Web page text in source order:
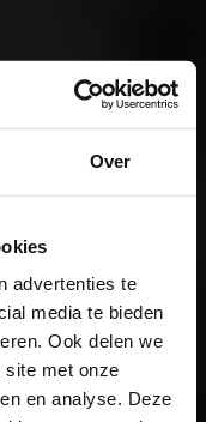
Over
advertenties te
media te bieden
Ook delen we
site met onze
en analyse. Deze